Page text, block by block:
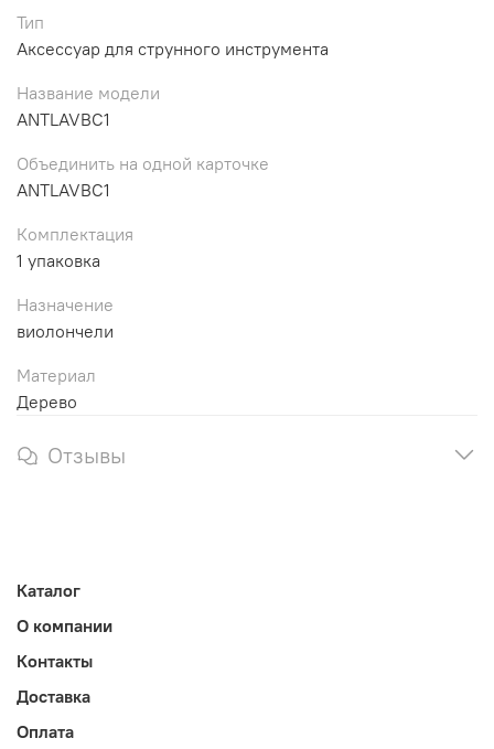
Тип
Аксессуар для струнного инструмента
Название модели
ANTLAVBC1
Объединить на одной карточке
ANTLAVBC1
Комплектация
1 упаковка
Назначение
виолончели
Материал
Дерево
Отзывы
Каталог
О компании
Контакты
Доставка
Оплата